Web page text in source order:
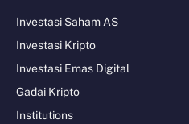
Investasi Saham AS
Investasi Kripto
Investasi Emas Digital
Gadai Kripto
Institutions